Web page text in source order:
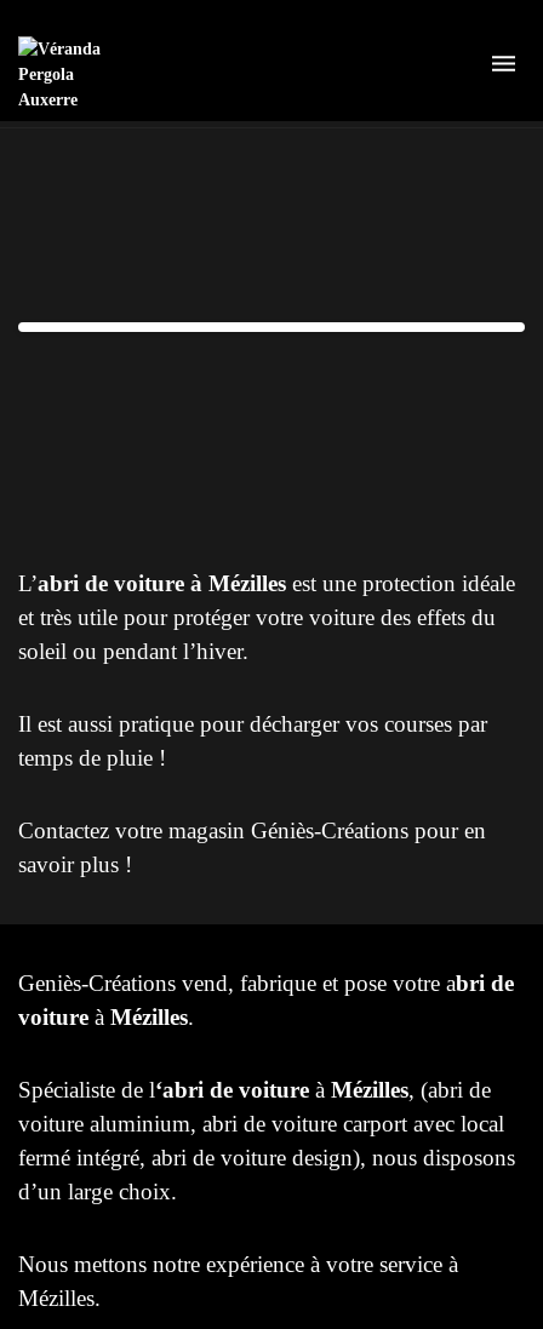
L’abri de voiture à Mézilles est une protection idéale
et très utile pour protéger votre voiture des effets du
soleil ou pendant l’hiver.
Il est aussi pratique pour décharger vos courses par
temps de pluie !
Contactez votre magasin Géniès-Créations pour en
savoir plus !
Geniès-Créations vend, fabrique et pose votre abri de
voiture à Mézilles.
Spécialiste de l‘abri de voiture à Mézilles, (abri de
voiture aluminium, abri de voiture carport avec local
fermé intégré, abri de voiture design), nous disposons
d’un large choix.
Nous mettons notre expérience à votre service à
Mézilles.